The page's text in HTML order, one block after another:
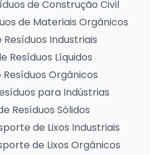
de Construção Civil
de Materiais Orgânicos
Industriais
Resíduos Líquidos
Orgânicos
para Indústrias
Resíduos Sólidos
de Lixos Industriais
de Lixos Orgânicos